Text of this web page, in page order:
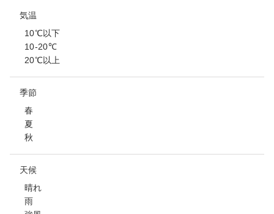
気温
10℃以下
10-20℃
20℃以上
季節
春
夏
秋
天候
晴れ
雨